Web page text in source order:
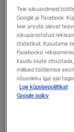
Tellige oma
Teenindame
klubisid ja
või grupiürituse
ühendust, et
teie seltskonda
Teie isikuandmeid
Google ja Facebook.
teie arvutis olevat
isikupärastatud
statistikat. Kasutame
Facebookis
kaudu saate
millised töötlemise
nõusoleku igal ajal
Loe küpsisepoliitikat
Google policy